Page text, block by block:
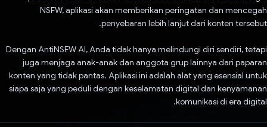
NSFW, aplikasi akan memberikan peringatan dan mencegah
penyebaran lebih lanjut dari konten tersebut.
Dengan AntiNSFW AI, Anda tidak hanya melindungi diri sendiri, tetapi
juga menjaga anak-anak dan anggota grup lainnya dari paparan
konten yang tidak pantas. Aplikasi ini adalah alat yang esensial untuk
siapa saja yang peduli dengan keselamatan digital dan kenyamanan
komunikasi di era digital.